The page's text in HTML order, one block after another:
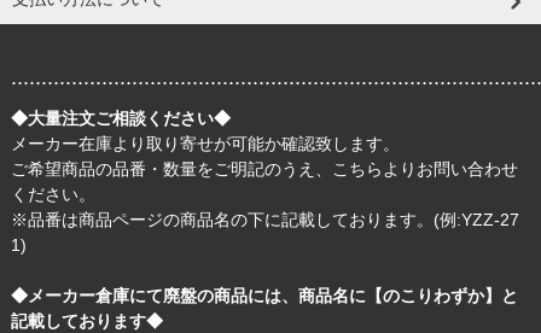
◆大量注文ご相談ください◆
メーカー在庫より取り寄せが可能か確認致します。
ご希望商品の品番・数量をご明記のうえ、
こちら よりお問い合わせ
ください。
※品番は商品ページの商品名の下に記載しております。(例:YZZ-27
1)
◆メーカー倉庫にて廃盤の商品には、商品名に【のこりわずか】と
記載しております◆